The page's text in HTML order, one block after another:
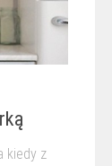
kiedy z